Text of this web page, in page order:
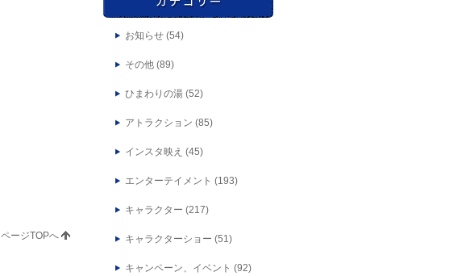
ページTOPへ
お知らせ (54)
その他 (89)
ひまわりの湯 (52)
アトラクション (85)
インスタ映え (45)
エンターテイメント (193)
キャラクター (217)
キャラクターショー (51)
キャンペーン、イベント (92)